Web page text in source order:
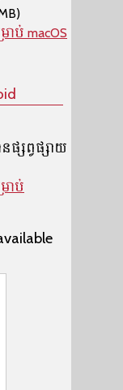
ាប់ macOS
ផ្សព្វផ្សាយ
ាប់